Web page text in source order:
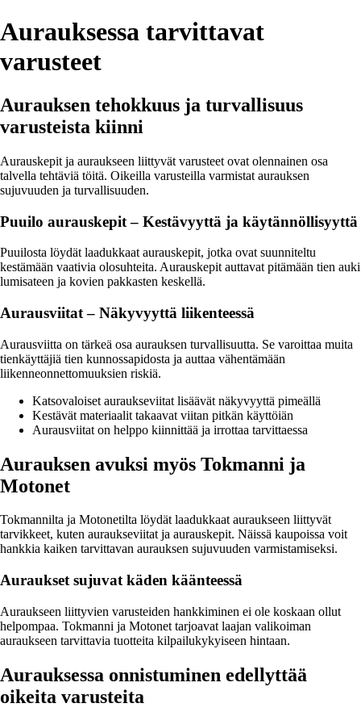
Aurauksessa tarvittavat
varusteet
Aurauksen tehokkuus ja turvallisuus
varusteista kiinni
Aurauskepit ja auraukseen liittyvät varusteet ovat olennainen osa
talvella tehtäviä töitä. Oikeilla varusteilla varmistat aurauksen
sujuvuuden ja turvallisuuden.
Puuilo aurauskepit – Kestävyyttä ja käytännöllisyyttä
Puuilosta löydät laadukkaat aurauskepit, jotka ovat suunniteltu
kestämään vaativia olosuhteita. Aurauskepit auttavat pitämään tien auki
lumisateen ja kovien pakkasten keskellä.
Aurausviitat – Näkyvyyttä liikenteessä
Aurausviitta on tärkeä osa aurauksen turvallisuutta. Se varoittaa muita
tienkäyttäjiä tien kunnossapidosta ja auttaa vähentämään
liikenneonnettomuuksien riskiä.
Katsovaloiset auraukseviitat lisäävät näkyvyyttä pimeällä
Kestävät materiaalit takaavat viitan pitkän käyttöiän
Aurausviitat on helppo kiinnittää ja irrottaa tarvittaessa
Aurauksen avuksi myös Tokmanni ja
Motonet
Tokmannilta ja Motonetilta löydät laadukkaat auraukseen liittyvät
tarvikkeet, kuten auraukseviitat ja aurauskepit. Näissä kaupoissa voit
hankkia kaiken tarvittavan aurauksen sujuvuuden varmistamiseksi.
Auraukset sujuvat käden käänteessä
Auraukseen liittyvien varusteiden hankkiminen ei ole koskaan ollut
helpompaa. Tokmanni ja Motonet tarjoavat laajan valikoiman
auraukseen tarvittavia tuotteita kilpailukykyiseen hintaan.
Aurauksessa onnistuminen edellyttää
oikeita varusteita